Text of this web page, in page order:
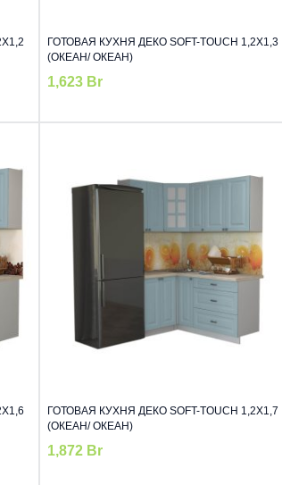
ГОТОВАЯ КУХНЯ ДЕКО SOFT-TOUCH 1,2Х1,3
(ОКЕАН/ ОКЕАН)
1,623 Br
ГОТОВАЯ КУХНЯ ДЕКО SOFT-TOUCH 1,2Х1,7
(ОКЕАН/ ОКЕАН)
1,872 Br